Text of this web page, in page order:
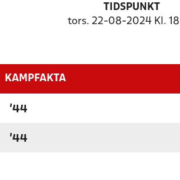
TIDSPUNKT
tors. 22-08-2024 Kl.
KAMPFAKTA
'44
'44